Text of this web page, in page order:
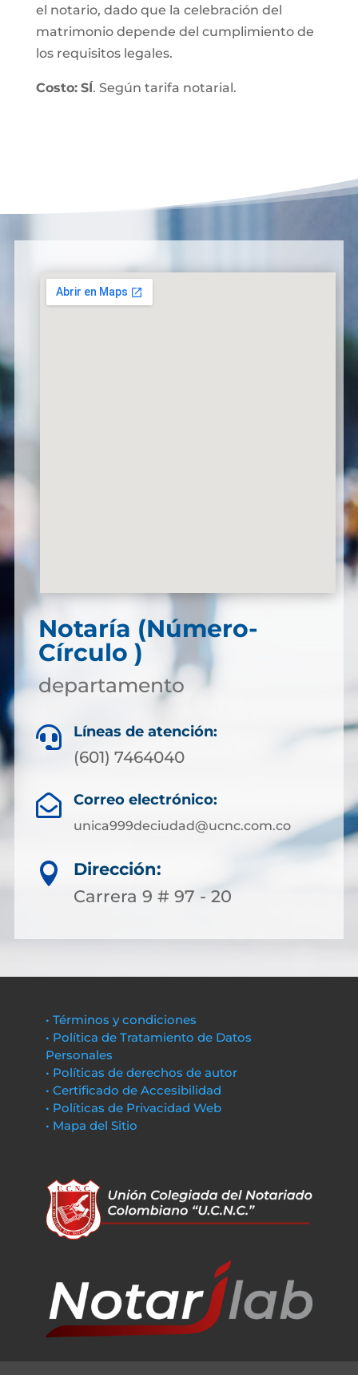
el notario, dado que la celebración del
matrimonio depende del cumplimiento de
los requisitos legales.
Costo: SÍ. Según tarifa notarial.
Notaría (Número-
Círculo )
departamento
 Líneas de atención:
(601) 7464040
 Correo electrónico:
unica999deciudad@ucnc.com.co

Dirección:
Carrera 9 # 97 - 20
• Términos y condiciones
• Política de Tratamiento de Datos
Personales
• Políticas de derechos de autor
• Certificado de Accesibilidad
• Políticas de Privacidad Web
• Mapa del Sitio